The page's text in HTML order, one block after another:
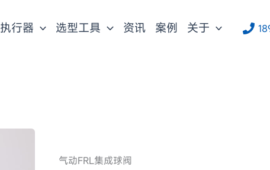
执行器 选型工具 资讯 案例 关于
气动FRL集成球阀